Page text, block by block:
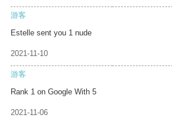
游客
Estelle sent you 1 nude
2021-11-10
游客
Rank 1 on Google With 5
2021-11-06